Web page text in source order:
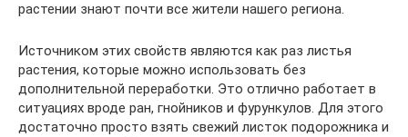
растении знают почти все жители нашего региона.
Источником этих свойств являются как раз листья
растения, которые можно использовать без
дополнительной переработки. Это отлично работает в
ситуациях вроде ран, гнойников и фурункулов. Для этого
достаточно просто взять свежий листок подорожника и